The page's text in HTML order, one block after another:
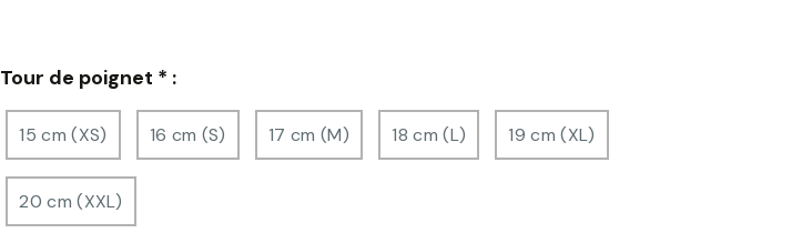
Tour de poignet * :
15 cm (XS) 16 cm (S) 17 cm (M) 18 cm (L) 19 cm (XL)
20 cm (XXL)